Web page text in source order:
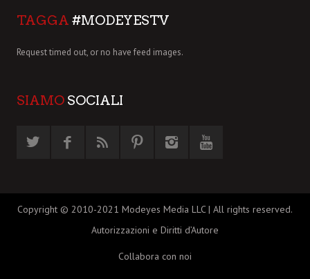
TAGGA #MODEYESTV
Request timed out, or no have feed images.
SIAMO SOCIALI
Copyright © 2010-2021 Modeyes Media LLC | All rights reserved.
Autorizzazioni e Diritti d’Autore
Collabora con noi